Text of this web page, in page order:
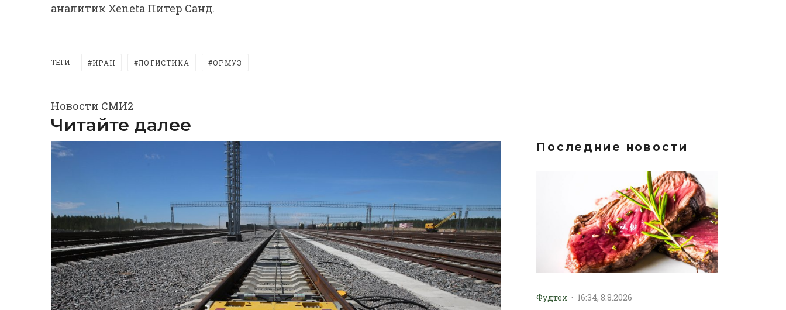
аналитик Xeneta Питер Санд.
ТЕГИ ИРАН ЛОГИСТИКА ОРМУЗ
Новости СМИ2
Читайте далее
Последние новости
Фудтех · 16:34, 8.8.2026